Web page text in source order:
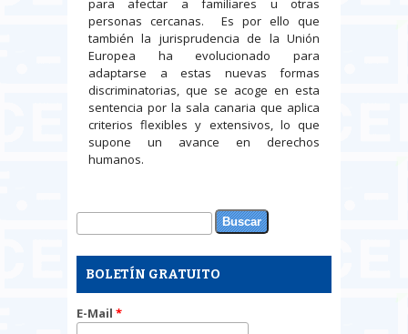
para afectar a familiares u otras
personas cercanas. Es por ello que
también la jurisprudencia de la Unión
Europea ha evolucionado para
adaptarse a estas nuevas formas
discriminatorias, que se acoge en esta
sentencia por la sala canaria que aplica
criterios flexibles y extensivos, lo que
supone un avance en derechos
humanos.
Formulario de búsqueda
Buscar
BOLETÍN GRATUITO
E-Mail *